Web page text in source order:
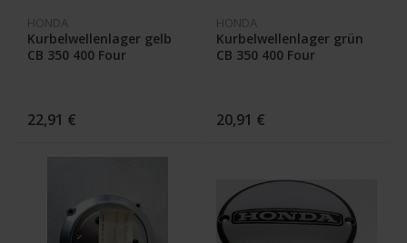
HONDA
Kurbelwellenlager gelb
CB 350 400 Four
22,91 €
HONDA
Kurbelwellenlager grün
CB 350 400 Four
20,91 €